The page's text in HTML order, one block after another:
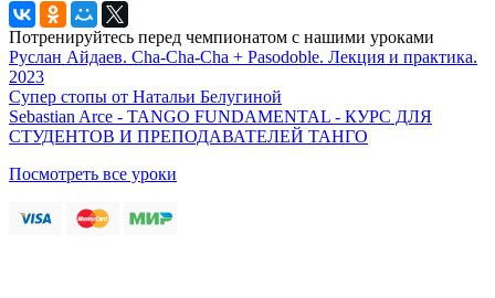
Потренируйтесь перед чемпионатом с нашими уроками
Руслан Айдаев. Cha-Cha-Cha + Pasodoble. Лекция и практика.
2023
Супер стопы от Натальи Белугиной
Sebastian Arce - TANGO FUNDAMENTAL - КУРС ДЛЯ
СТУДЕНТОВ И ПРЕПОДАВАТЕЛЕЙ ТАНГО
Посмотреть все уроки